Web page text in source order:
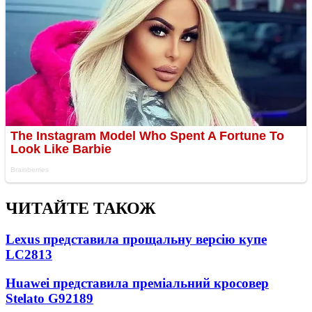
ЧИТАЙТЕ ТАКОЖ
Lexus представила прощальну версію купе
LC2813
Huawei представила преміальний кросовер
Stelato G92189